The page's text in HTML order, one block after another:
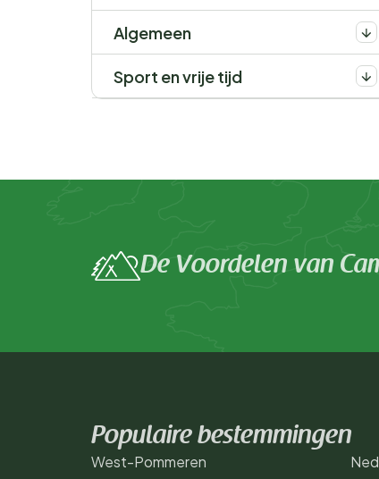
Algemeen
Sport en vrije tijd
De Voordelen van
Populaire bestemmingen
West-Pommeren